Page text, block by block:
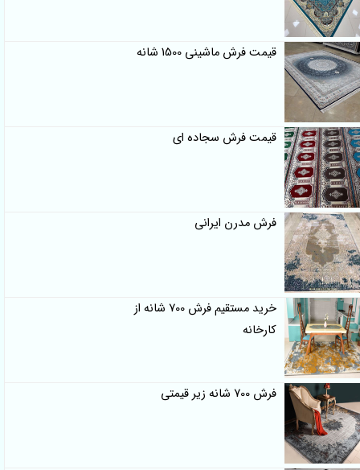
قیمت فرش ماشینی 1500 شانه
قیمت فرش سجاده ای
فرش مدرن ایرانی
خرید مستقیم فرش 700 شانه از
کارخانه
فرش 700 شانه زیر قیمتی